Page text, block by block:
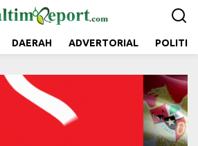
DAERAH ADVERTORIAL POLITIK